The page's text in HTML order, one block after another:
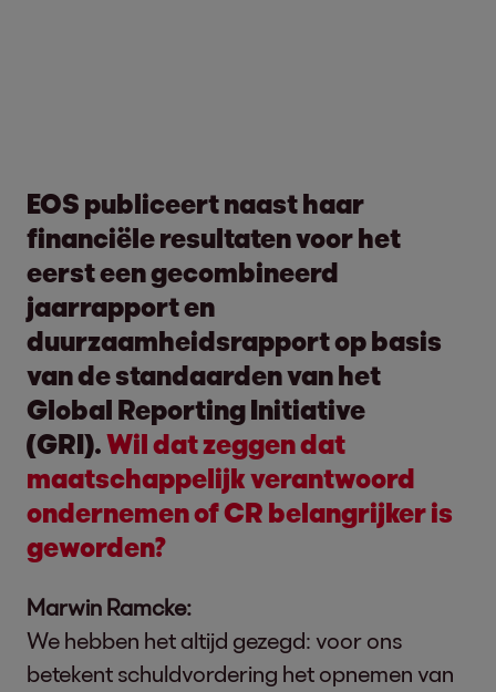
EOS publiceert naast haar
financiële resultaten voor het
eerst een gecombineerd
jaarrapport en
duurzaamheidsrapport op basis
van de standaarden van het
Global Reporting Initiative
(GRI).Wil dat zeggen dat
maatschappelijk verantwoord
ondernemen of CR belangrijker is
geworden?
Marwin Ramcke:
We hebben het altijd gezegd: voor ons
betekent schuldvordering het opnemen van